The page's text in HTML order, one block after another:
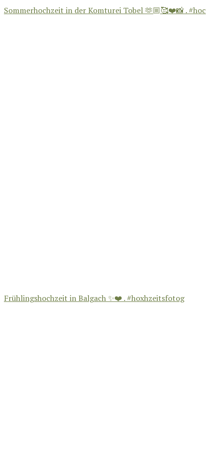
Sommerhochzeit in der Komturei Tobel 🫶🏼🥰❤️📸 . #hoc
Frühlingshochzeit in Balgach ✨❤️ . #hoxhzeitsfotog